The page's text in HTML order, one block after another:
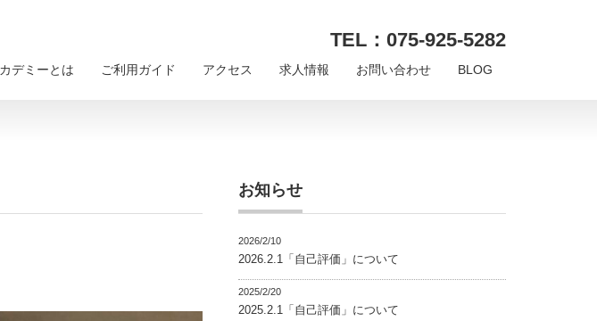
TEL：075-925-5282
デミーとは ご利用ガイド アクセス 求人情報 お問い合わせ BLOG
お知らせ
2026/2/10
2026.2.1「自己評価」について
2025/2/20
2025.2.1「自己評価」について